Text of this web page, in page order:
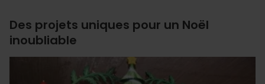
Des projets uniques pour un Noël
inoubliable